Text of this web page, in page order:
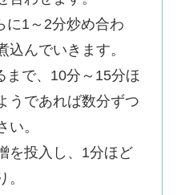
に1～2分炒め合わ
んでいきます。
まで、10分～15分ほ
うであれば数分ずつ
。
を投入し、1分ほど